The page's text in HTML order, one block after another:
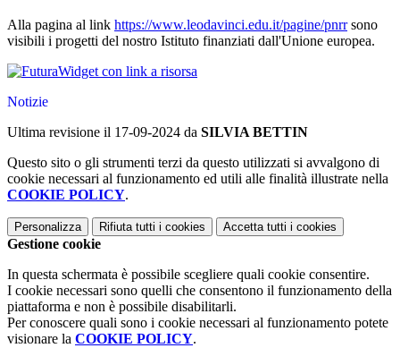
Alla pagina al link https://www.leodavinci.edu.it/pagine/pnrrsono
visibili i progetti del nostro Istituto finanziati dall'Unione europea.
Widget con link a risorsa
Notizie
Ultima revisione il 17-09-2024 da SILVIA BETTIN
Questo sito o gli strumenti terzi da questo utilizzati si avvalgono di
cookie necessari al funzionamento ed utili alle finalità illustrate nella
COOKIE POLICY.
Personalizza Rifiuta tutti i cookies Accetta tutti i cookies
Gestione cookie
In questa schermata è possibile scegliere quali cookie consentire.
I cookie necessari sono quelli che consentono il funzionamento della
piattaforma e non è possibile disabilitarli.
Per conoscere quali sono i cookie necessari al funzionamento potete
visionare la COOKIE POLICY.